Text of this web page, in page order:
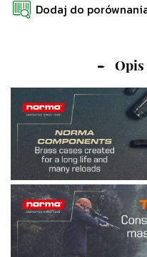
Dodaj do